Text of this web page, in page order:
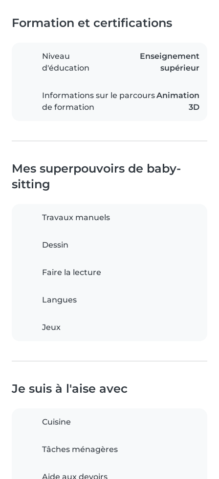
Formation et certifications
Niveau
d'éducation
Enseignement
supérieur
Informations sur le parcours
de formation
Animation
3D
Mes superpouvoirs de baby-
sitting
Travaux manuels
Dessin
Faire la lecture
Langues
Jeux
Je suis à l'aise avec
Cuisine
Tâches ménagères
Aide aux devoirs